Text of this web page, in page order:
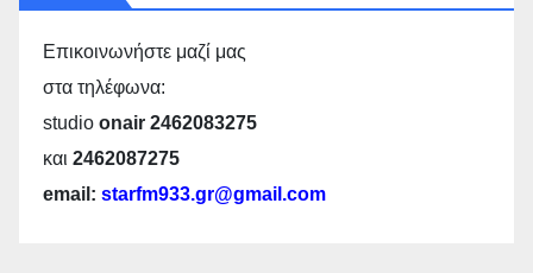
Επικοινωνήστε μαζί μας
στα τηλέφωνα:
studio onair 2462083275
και 2462087275
email: starfm933.gr@gmail.com